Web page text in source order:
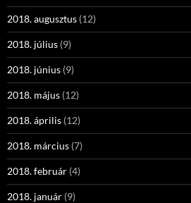
2018. augusztus (12)
2018. július (9)
2018. június (9)
2018. május (12)
2018. április (12)
2018. március (7)
2018. február (4)
2018. január (9)